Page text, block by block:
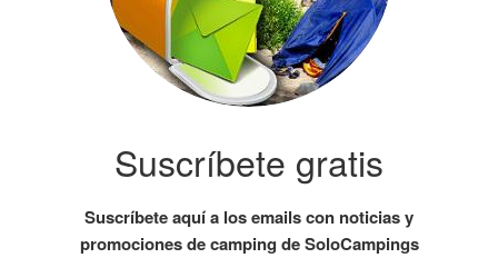
Suscríbete gratis
Suscríbete aquí a los emails con noticias y
promociones de camping de SoloCampings